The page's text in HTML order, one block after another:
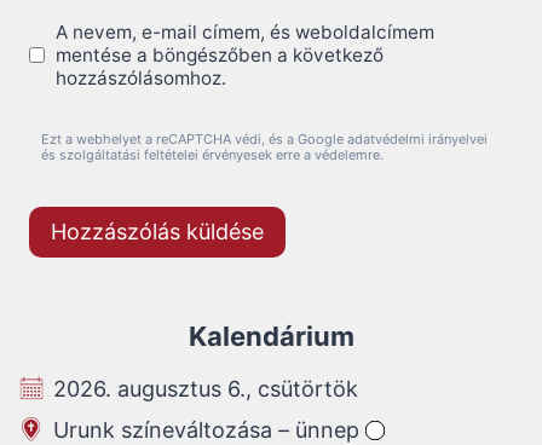
A nevem, e-mail címem, és weboldalcímem
mentése a böngészőben a következő
hozzászólásomhoz.
Ezt a webhelyet a reCAPTCHA védi, és a Google adatvédelmi irányelvei
és szolgáltatási feltételei érvényesek erre a védelemre.
Kalendárium
2026. augusztus 6., csütörtök
Urunk színeváltozása – ünnep